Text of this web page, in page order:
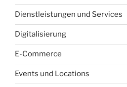
Dienstleistungen und Services
Digitalisierung
E-Commerce
Events und Locations